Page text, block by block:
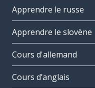
Apprendre le russe
Apprendre le slovène
Cours d'allemand
Cours d’anglais